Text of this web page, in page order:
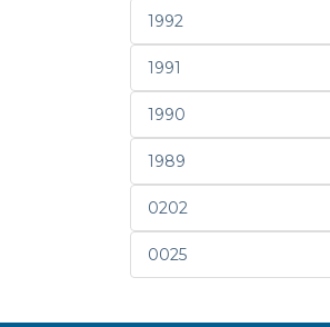
1992
1991
1990
1989
0202
0025